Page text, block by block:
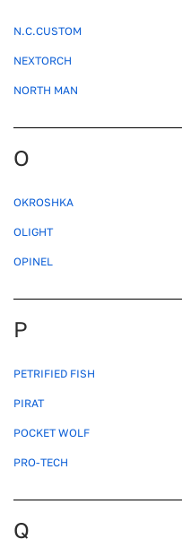
N.C.CUSTOM
NEXTORCH
NORTH MAN
O
OKROSHKA
OLIGHT
OPINEL
P
PETRIFIED FISH
PIRAT
POCKET WOLF
PRO-TECH
Q